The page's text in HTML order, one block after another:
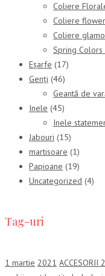
Coliere
Coliere
Coliere
Spring
Eșarfe (17)
Genți (46)
Geantă de
Inele (45)
Inele
Jabouri (15)
martisoare (1)
Papioane (19)
Uncategorized (4)
Tag-uri
1 martie 2021 ACCESORII